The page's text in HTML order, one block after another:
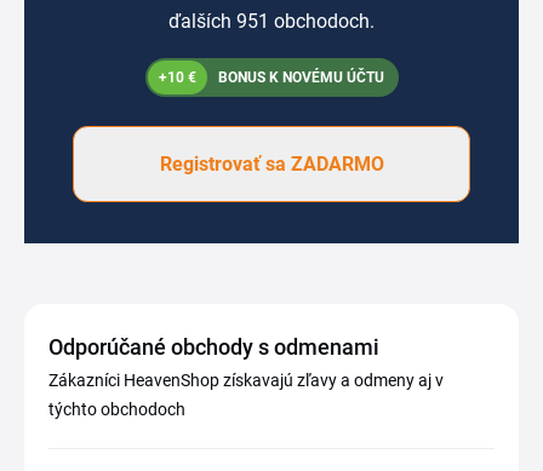
ďalších 951 obchodoch.
+10 € BONUS K NOVÉMU ÚČTU
Registrovať sa ZADARMO
Odporúčané obchody s odmenami
Zákazníci HeavenShop získavajú zľavy a odmeny aj v
týchto obchodoch